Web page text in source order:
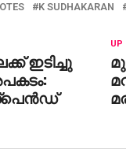
K SUDHAKARAN
UP
ഇടിച്ചു